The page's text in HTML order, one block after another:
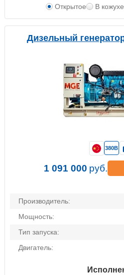
Открытое В кожухе
Дизельный
Производитель:
Мощность:
Тип запуска:
Двигатель:
380В
1 091 000 руб.